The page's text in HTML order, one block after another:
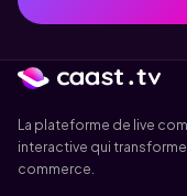
La plateforme de live
interactive qui
commerce.